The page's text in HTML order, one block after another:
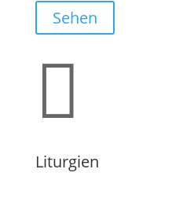
Sehen

Liturgien